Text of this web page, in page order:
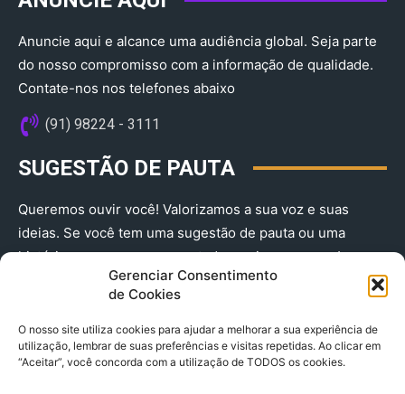
Gerenciar Consentimento
de Cookies
O nosso site utiliza cookies para ajudar a melhorar a sua experiência de
utilização, lembrar de suas preferências e visitas repetidas. Ao clicar em
“Aceitar”, você concorda com a utilização de TODOS os cookies.
Anuncie aqui e alcance uma audiência global. Seja parte
do nosso compromisso com a informação de qualidade.
Contate-nos nos telefones abaixo
(91) 98224 - 3111
SUGESTÃO DE PAUTA
Queremos ouvir você! Valorizamos a sua voz e suas
ideias. Se você tem uma sugestão de pauta ou uma
história que merece ser contada, envie-nos agora!
(91) 98224 - 3111